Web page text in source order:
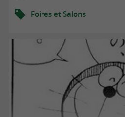
Foires et Salons